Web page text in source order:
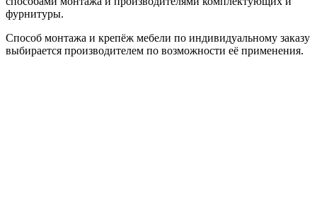
фурнитуры.
Способ монтажа и крепёж мебели по индивидуальному заказу
выбирается производителем по возможности её применения.